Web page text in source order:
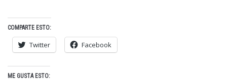
COMPARTE ESTO:
Twitter Facebook
ME GUSTA ESTO: